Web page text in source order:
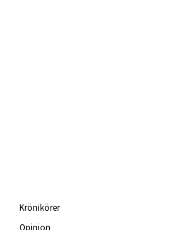
Krönikörer
Opinion